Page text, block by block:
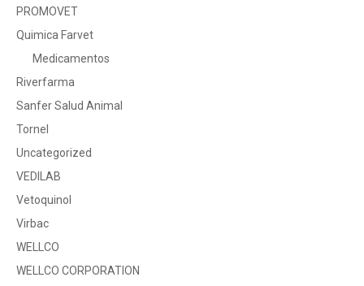
PROMOVET
Quimica Farvet
Medicamentos
Riverfarma
Sanfer Salud Animal
Tornel
Uncategorized
VEDILAB
Vetoquinol
Virbac
WELLCO
WELLCO CORPORATION